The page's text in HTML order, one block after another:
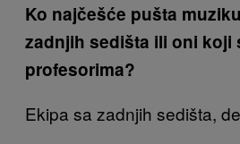
Ko najčešće pušta
zadnjih sedišta ili oni koji
profesorima?
Ekipa sa zadnjih sedišta,